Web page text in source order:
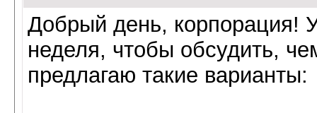
Добрый день, корпорация!
неделя, чтобы обсудить,
предлагаю такие варианты: